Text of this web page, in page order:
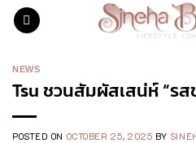
Skip
NEWS
Tsu ชวนสัมผัสเสน่ห์ “ร
POSTED ON OCTOBER 25, 2025 BY